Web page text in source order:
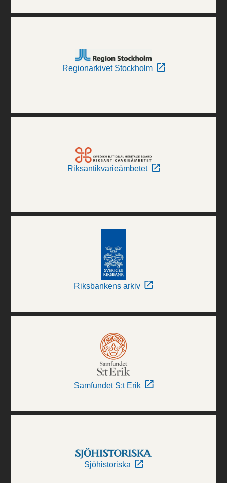
Regionarkivet Stockholm
Riksantikvarieämbetet
Riksbankens arkiv
Samfundet S:t Erik
Sjöhistoriska